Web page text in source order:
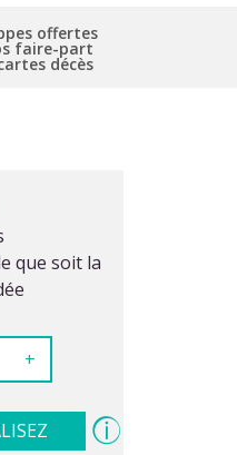
offertes
faire-part
décès
que soit la
+